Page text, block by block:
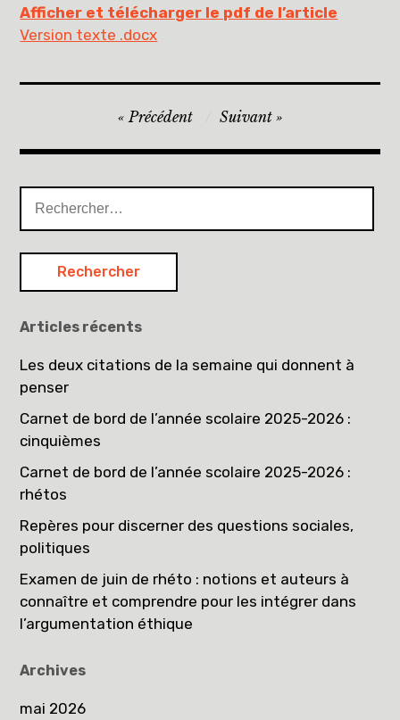
Afficher et télécharger le pdf de l’article
Version texte .docx
Navigation
de
Précédent Suivant
Articles récents
Les deux citations de la semaine qui donnent à
penser
Carnet de bord de l’année scolaire 2025-2026 :
cinquièmes
Carnet de bord de l’année scolaire 2025-2026 :
rhétos
Repères pour discerner des questions sociales,
politiques
Examen de juin de rhéto : notions et auteurs à
connaître et comprendre pour les intégrer dans
l’argumentation éthique
Archives
mai 2026